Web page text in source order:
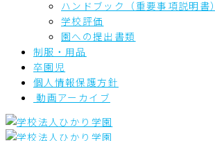
ハンドブック（重要事項説明書）
学校評価
園への提出書類
制服・用品
卒園児
個人情報保護方針
動画アーカイブ